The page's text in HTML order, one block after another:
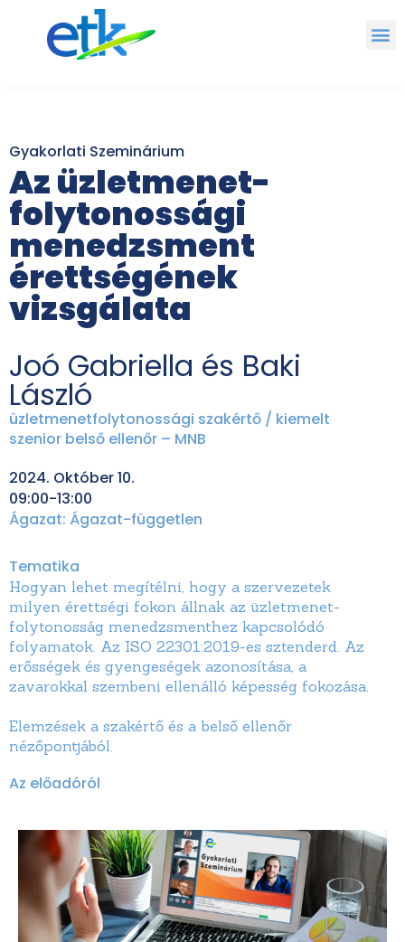
Gyakorlati Szeminárium
Az üzletmenet-
folytonossági
menedzsment
érettségének
vizsgálata
Joó Gabriella és Baki
László
üzletmenetfolytonossági szakértő / kiemelt
szenior belső ellenőr – MNB
2024. Október 10.
09:00-13:00
Ágazat: Ágazat-független
Tematika
Hogyan lehet megítélni, hogy a szervezetek
milyen érettségi fokon állnak az üzletmenet-
folytonosság menedzsmenthez kapcsolódó
folyamatok. Az ISO 22301:2019-es sztenderd. Az
erősségek és gyengeségek azonosítása, a
zavarokkal szembeni ellenálló képesség fokozása.
Elemzések a szakértő és a belső ellenőr
nézőpontjából.
Az előadóról